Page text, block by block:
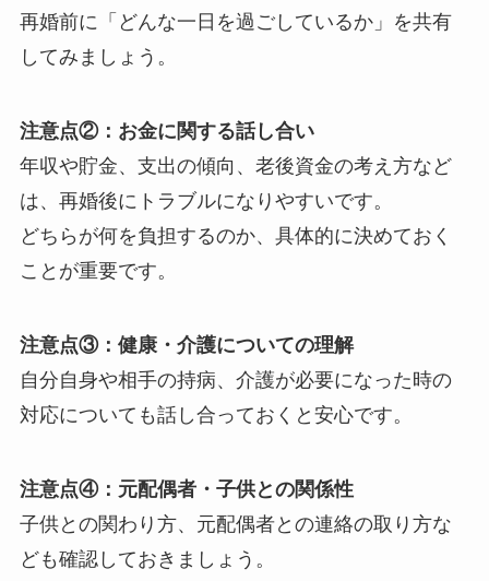
再婚前に「どんな一日を過ごしているか」を共有
してみましょう。
注意点②：お金に関する話し合い
年収や貯金、支出の傾向、老後資金の考え方など
は、再婚後にトラブルになりやすいです。
どちらが何を負担するのか、具体的に決めておく
ことが重要です。
注意点③：健康・介護についての理解
自分自身や相手の持病、介護が必要になった時の
対応についても話し合っておくと安心です。
注意点④：元配偶者・子供との関係性
子供との関わり方、元配偶者との連絡の取り方な
ども確認しておきましょう。